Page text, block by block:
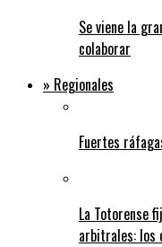
Se viene la
colaborar
» Regionales
Fuertes
La Totorense
arbitrales: los